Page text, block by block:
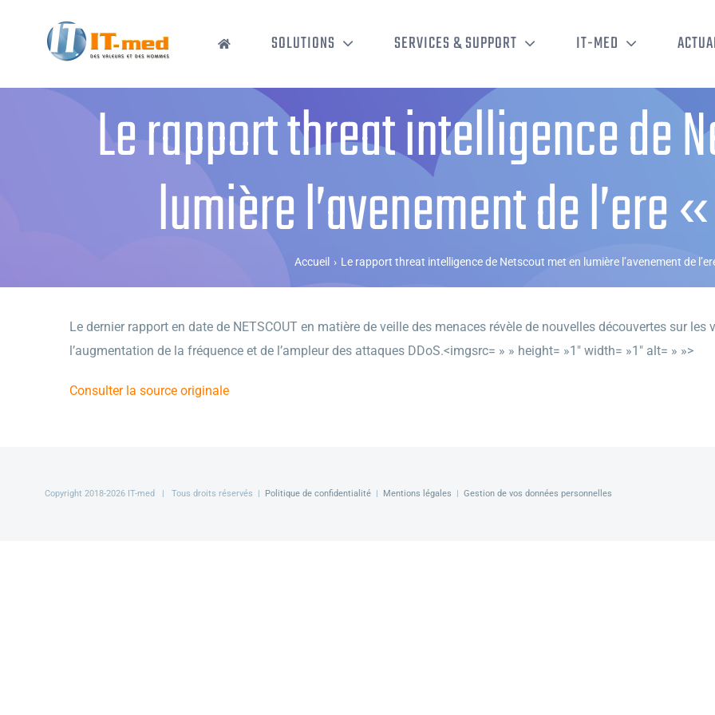
SOLUTIONS SERVICES & SUPPORT IT-MED
Le rapport threat intelligence de
lumière l’avenement de l’ere
Accueil › Le rapport threat intelligence de Netscout met en lumière l’avenement de
Le dernier rapport en date de NETSCOUT en matière de veille des menaces révèle de nouvelles découvertes sur
l’augmentation de la fréquence et de l’ampleur des attaques DDoS.<imgsrc= » » height= »1″ width= »1″ alt= » »>
Consulter la source originale
Copyright 2018-2026 IT-med | Tous droits réservés | Politique de confidentialité| Mentions légales | Gestion de vos données personnelles